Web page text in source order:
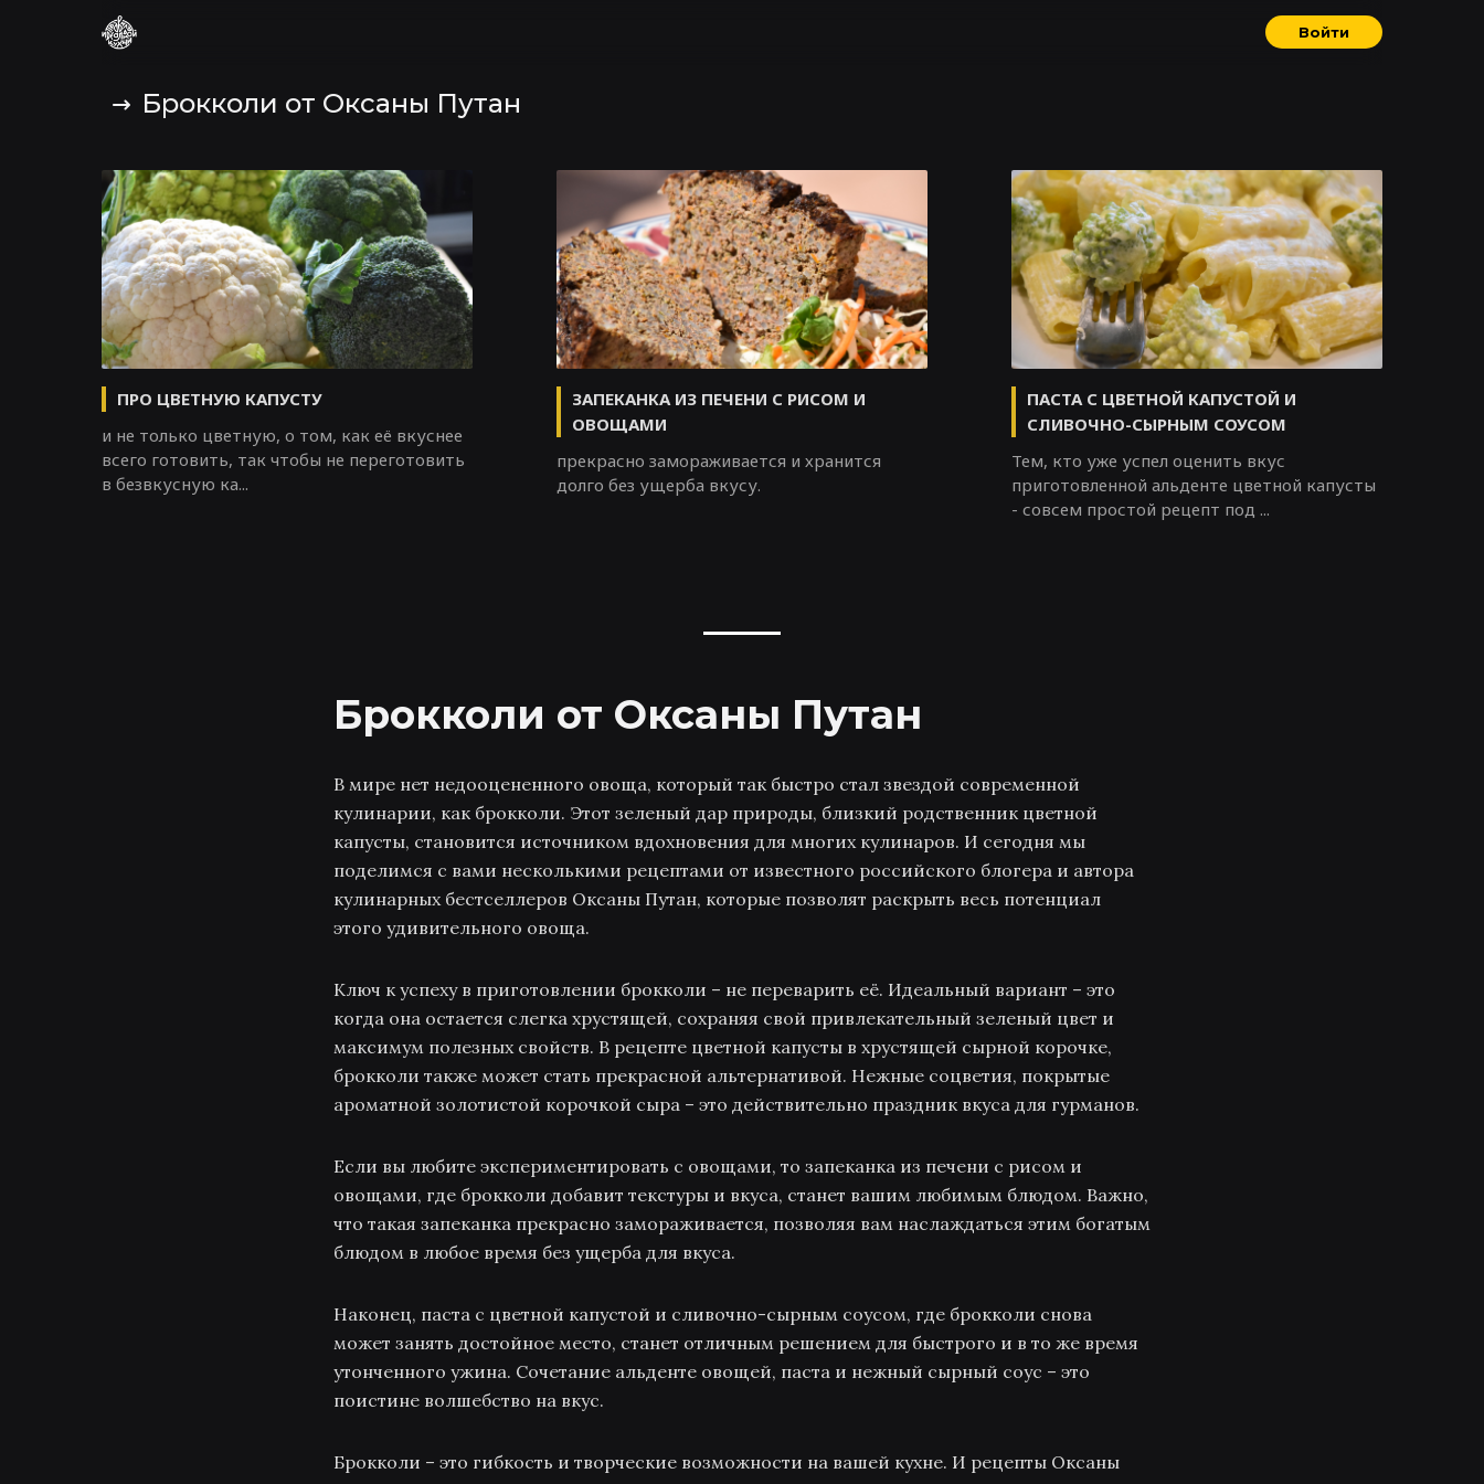
Войти
Брокколи от Оксаны Путан
ПРО ЦВЕТНУЮ КАПУСТУ
и не только цветную, о том, как её вкуснее
всего готовить, так чтобы не переготовить
в безвкусную ка...
ЗАПЕКАНКА ИЗ ПЕЧЕНИ С РИСОМ И
ОВОЩАМИ
прекрасно замораживается и хранится
долго без ущерба вкусу.
ПАСТА С ЦВЕТНОЙ КАПУСТОЙ И
СЛИВОЧНО-СЫРНЫМ СОУСОМ
Тем, кто уже успел оценить вкус
приготовленной альденте цветной капусты
- совсем простой рецепт под ...
Брокколи от Оксаны Путан
В мире нет недооцененного овоща, который так быстро стал звездой современной
кулинарии, как брокколи. Этот зеленый дар природы, близкий родственник цветной
капусты, становится источником вдохновения для многих кулинаров. И сегодня мы
поделимся с вами несколькими рецептами от известного российского блогера и автора
кулинарных бестселлеров Оксаны Путан, которые позволят раскрыть весь потенциал
этого удивительного овоща.
Ключ к успеху в приготовлении брокколи – не переварить её. Идеальный вариант – это
когда она остается слегка хрустящей, сохраняя свой привлекательный зеленый цвет и
максимум полезных свойств. В рецепте цветной капусты в хрустящей сырной корочке,
брокколи также может стать прекрасной альтернативой. Нежные соцветия, покрытые
ароматной золотистой корочкой сыра – это действительно праздник вкуса для гурманов.
Если вы любите экспериментировать с овощами, то запеканка из печени с рисом и
овощами, где брокколи добавит текстуры и вкуса, станет вашим любимым блюдом. Важно,
что такая запеканка прекрасно замораживается, позволяя вам наслаждаться этим богатым
блюдом в любое время без ущерба для вкуса.
Наконец, паста с цветной капустой и сливочно-сырным соусом, где брокколи снова
может занять достойное место, станет отличным решением для быстрого и в то же время
утонченного ужина. Сочетание альденте овощей, паста и нежный сырный соус – это
поистине волшебство на вкус.
Брокколи – это гибкость и творческие возможности на вашей кухне. И рецепты Оксаны